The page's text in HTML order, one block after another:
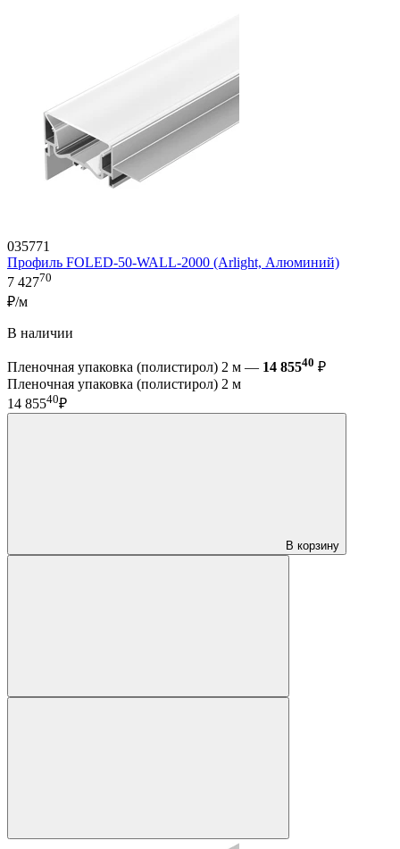
035771
Профиль FOLED-50-WALL-2000 (Arlight, Алюминий)
7 42770
₽/м
В наличии
Пленочная упаковка (полистирол) 2 м — 14 85540 ₽
Пленочная упаковка (полистирол) 2 м
14 85540₽
В корзину